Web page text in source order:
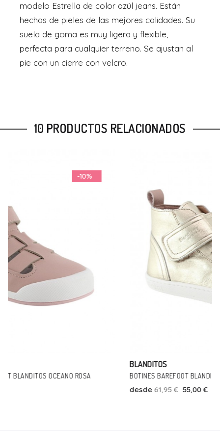
modelo Estrella de color azúl jeans. Están
hechas de pieles de las mejores calidades. Su
suela de goma es muy ligera y flexible,
perfecta para cualquier terreno. Se ajustan al
pie con un cierre con velcro.
10 PRODUCTOS RELACIONADOS
BOTINES BAREFOOT BLANDITOS TOKIO CHAMPAN